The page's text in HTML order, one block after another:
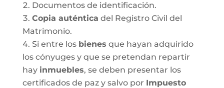
Documentos de identificación.
Copia auténtica del Registro Civil del
Matrimonio.
Si entre los bienes que hayan adquirido
los cónyuges y que se pretendan repartir
hay inmuebles, se deben presentar los
certificados de paz y salvo por Impuesto